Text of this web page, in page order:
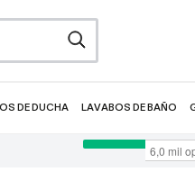
DE DUCHA LAVABOS DE BAÑO